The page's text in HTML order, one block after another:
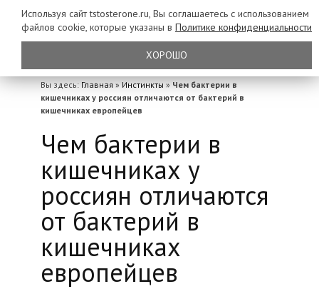
Вы здесь: Главная » Инстинкты » Чем бактерии в
кишечниках у россиян отличаются от бактерий в
кишечниках европейцев
Чем бактерии в
кишечниках у
россиян отличаются
от бактерий в
кишечниках
европейцев
Используя сайт tstosterone.ru, Вы соглашаетесь с использованием
файлов cookie, которые указаны в Политике конфиденциальности
ХОРОШО